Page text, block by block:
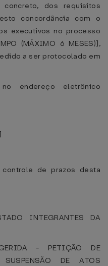
dos requisitos
concordância com o
executivos no processo
(MÁXIMO 6 MESES)],
a ser protocolado em
endereço eletrônico
de prazos desta
INTEGRANTES DA
- PETIÇÃO DE
DE ATOS